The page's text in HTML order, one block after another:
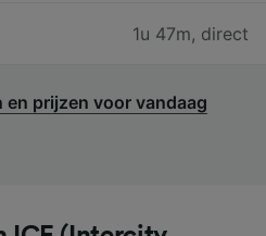
1u 47m, direct
en prijzen voor vandaag